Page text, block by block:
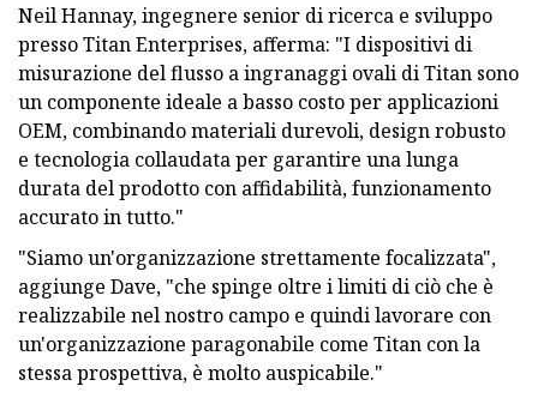
Neil Hannay, ingegnere senior di ricerca e sviluppo
presso Titan Enterprises, afferma: "I dispositivi di
misurazione del flusso a ingranaggi ovali di Titan sono
un componente ideale a basso costo per applicazioni
OEM, combinando materiali durevoli, design robusto
e tecnologia collaudata per garantire una lunga
durata del prodotto con affidabilità, funzionamento
accurato in tutto."
"Siamo un'organizzazione strettamente focalizzata",
aggiunge Dave, "che spinge oltre i limiti di ciò che è
realizzabile nel nostro campo e quindi lavorare con
un'organizzazione paragonabile come Titan con la
stessa prospettiva, è molto auspicabile."